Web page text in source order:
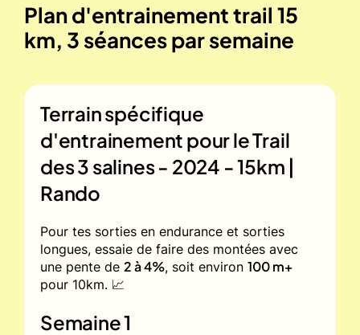
Plan d'entrainement trail 15
km, 3 séances par semaine
Terrain spécifique
d'entrainement pour leTrail
des 3 salines - 2024 - 15km |
Rando
Pour tes sorties en endurance et sorties
longues, essaie de faire des montées avec
une pente de 2 à 4%, soit environ 100 m+
pour 10km. 📈
Semaine 1